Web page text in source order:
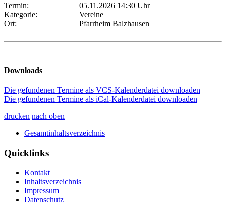
Termin:
05.11.2026 14:30 Uhr
Kategorie:
Vereine
Ort:
Pfarrheim Balzhausen
Downloads
Die gefundenen Termine als VCS-Kalenderdatei downloaden
Die gefundenen Termine als iCal-Kalenderdatei downloaden
drucken nach oben
Gesamtinhaltsverzeichnis
Quicklinks
Kontakt
Inhaltsverzeichnis
Impressum
Datenschutz